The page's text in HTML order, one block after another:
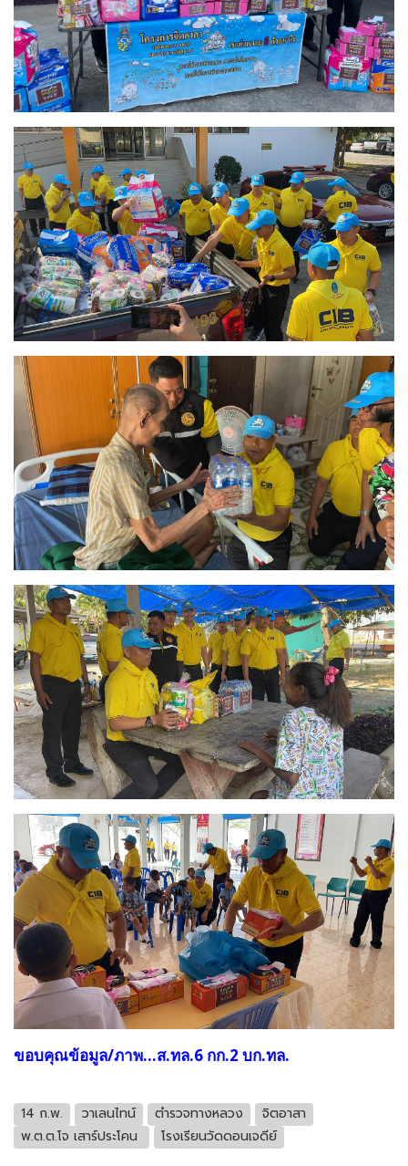
ขอบคุณข้อมูล/ภาพ...ส.ทล.6 กก.2 บก.ทล.
14 ก.พ. วาเลนไทน์ ตำรวจทางหลวง
จิตอาสา
พ.ต.ต.โจ เสาร์ประโคน
โรงเรียนวัดดอนเจดีย์